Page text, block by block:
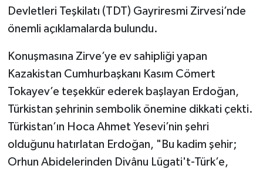
Devletleri Teşkilatı (TDT) Gayriresmi Zirvesi’nde
önemli açıklamalarda bulundu.
Konuşmasına Zirve’ye ev sahipliği yapan
Kazakistan Cumhurbaşkanı Kasım Cömert
Tokayev’e teşekkür ederek başlayan Erdoğan,
Türkistan şehrinin sembolik önemine dikkati çekti.
Türkistan’ın Hoca Ahmet Yesevi’nin şehri
olduğunu hatırlatan Erdoğan, "Bu kadim şehir;
Orhun Abidelerinden Divânu Lügati't-Türk’e,